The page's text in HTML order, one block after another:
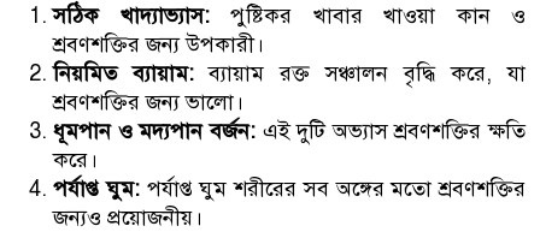
সঠিক খাদ্যাভ্যাস:পুষ্টিকর খাবার খাওয়া কান ও
শ্রবণশক্তির জন্য উপকারী।
নিয়মিত ব্যায়াম:ব্যায়াম রক্ত সঞ্চালন বৃদ্ধি করে, যা
শ্রবণশক্তির জন্য ভালো।
ধূমপান ও মদ্যপান বর্জন:এই দুটি অভ্যাস শ্রবণশক্তির ক্ষতি
করে।
পর্যাপ্ত ঘুম:পর্যাপ্ত ঘুম শরীরের সব অঙ্গের মতো শ্রবণশক্তির
জন্যও প্রয়োজনীয়।